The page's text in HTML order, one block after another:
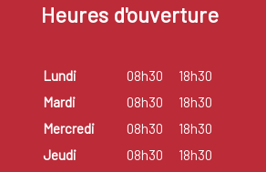
Heures d'ouverture
Lundi 08h30
18h30
Mardi
08h30
18h30
Mercredi
08h30
18h30
Jeudi
08h30
18h30